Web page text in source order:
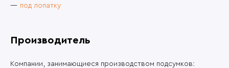
под лопатку
Производитель
Компании, занимающиеся производством подсумков: